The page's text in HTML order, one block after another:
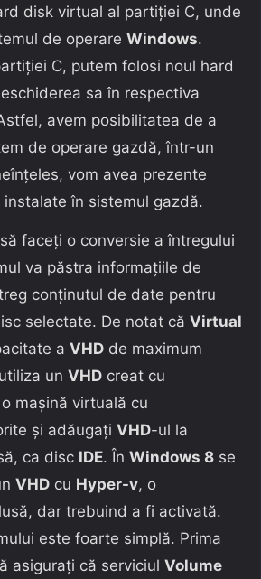
disk virtual al partiției C, unde
de operare Windows.
C, putem folosi noul hard
sa în respectiva
avem posibilitatea de a
de operare gazdă, într-un
vom avea prezente
în sistemul gazdă.
faceți o conversie a întregului
va păstra informațiile de
conținutul de date pentru
selectate. De notat că Virtual
a VHD de maximum
un VHD creat cu
mașină virtuală cu
și adăugați VHD-ul la
ca disc IDE. În Windows 8 se
VHD cu Hyper-v, o
dar trebuind a fi activată.
este foarte simplă. Prima
asigurați că serviciul Volume